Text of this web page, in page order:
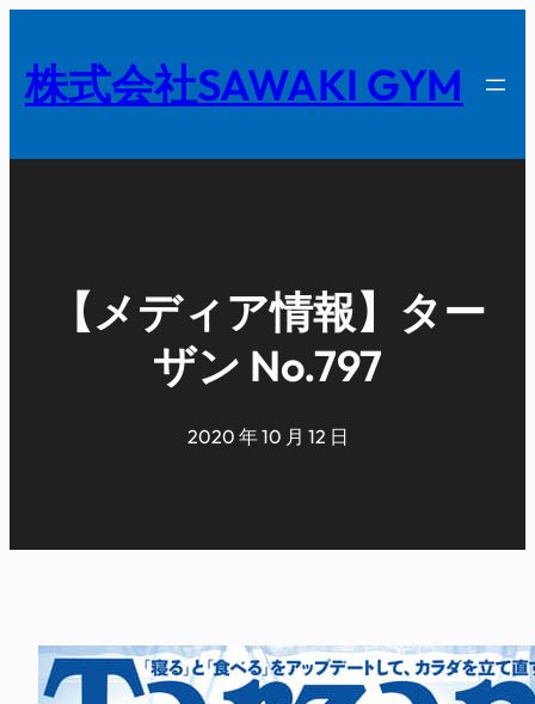
を
キ
株式会社SAWAKI GYM
【メディア情報】ター
ザン No.797
2020 年 10 月 12 日